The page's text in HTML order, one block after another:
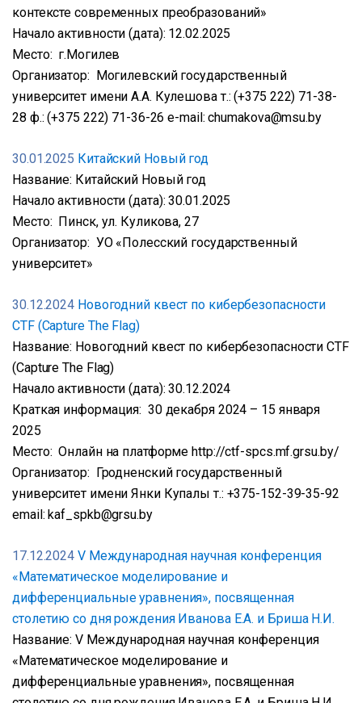
контексте современных преобразований»
Начало активности (дата): 12.02.2025
Место: г.Могилев
Организатор: Могилевский государственный
университет имени А.А. Кулешова т.: (+375 222) 71-38-
28 ф.: (+375 222) 71-36-26 е-mail: chumakova@msu.by
30.01.2025 Китайский Новый год
Название: Китайский Новый год
Начало активности (дата): 30.01.2025
Место: Пинск, ул. Куликова, 27
Организатор: УО «Полесский государственный
университет»
30.12.2024 Новогодний квест по кибербезопасности
CTF (Capture The Flag)
Название: Новогодний квест по кибербезопасности CTF
(Capture The Flag)
Начало активности (дата): 30.12.2024
Краткая информация: 30 декабря 2024 – 15 января
2025
Место: Онлайн на платформе http://ctf-spcs.mf.grsu.by/
Организатор: Гродненский государственный
университет имени Янки Купалы т.: +375-152-39-35-92
email: kaf_spkb@grsu.by
17.12.2024 V Международная научная конференция
«Математическое моделирование и
дифференциальные уравнения», посвященная
столетию со дня рождения Иванова Е.А. и Бриша Н.И.
Название: V Международная научная конференция
«Математическое моделирование и
дифференциальные уравнения», посвященная